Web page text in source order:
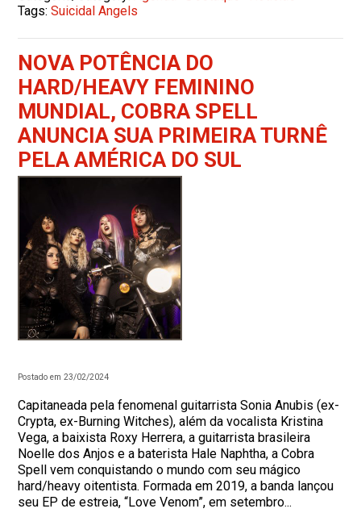
Tags:Suicidal Angels
NOVA POTÊNCIA DO
HARD/HEAVY FEMININO
MUNDIAL, COBRA SPELL
ANUNCIA SUA PRIMEIRA TURNÊ
PELA AMÉRICA DO SUL
Postado em 23/02/2024
Capitaneada pela fenomenal guitarrista Sonia Anubis (ex-
Crypta, ex-Burning Witches), além da vocalista Kristina
Vega, a baixista Roxy Herrera, a guitarrista brasileira
Noelle dos Anjos e a baterista Hale Naphtha, a Cobra
Spell vem conquistando o mundo com seu mágico
hard/heavy oitentista. Formada em 2019, a banda lançou
seu EP de estreia, “Love Venom”, em setembro...